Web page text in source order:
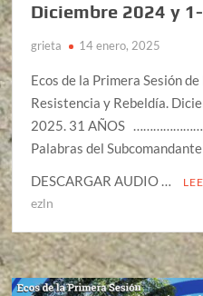
Diciembre 2024 y
grieta 14 enero, 2025
Ecos de la Primera Sesión
Resistencia y Rebeldía.
2025. 31 AÑOS
Palabras del
DESCARGAR AUDIO …
ezln